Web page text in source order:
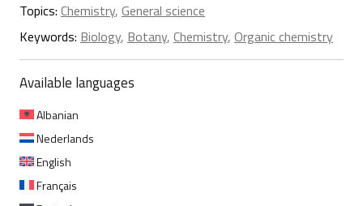
Topics: Chemistry, General science
Keywords: Biology, Botany, Chemistry, Organic chemistry
Available languages
Albanian
Nederlands
English
Français